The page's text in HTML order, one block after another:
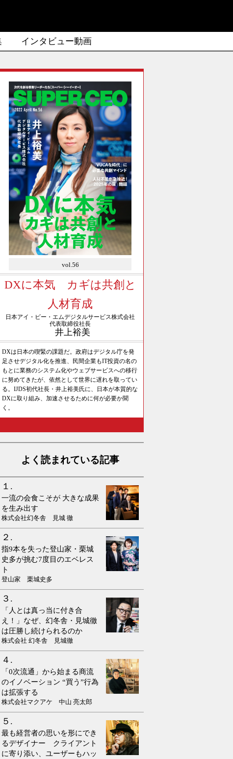
インタビュー動画
vol.56
DXに本気 カギは共創と
人材育成
日本アイ・ビー・エムデジタルサービス株式会社
代表取締役社長
井上裕美
DXは日本の喫緊の課題だ。政府はデジタル庁を発
足させデジタル化を推進、民間企業もIT投資の名の
もとに業務のシステム化やウェブサービスへの移行
に努めてきたが、依然として世界に遅れを取ってい
る。IJDS初代社長・井上裕美氏に、日本が本質的な
DXに取り組み、加速させるために何が必要か聞
く。
よく読まれている記事
一流の会食こそが 大きな成果
を生み出す
株式会社幻冬舎 見城 徹
指9本を失った登山家・栗城
史多が挑む7度目のエベレス
ト
登山家 栗城史多
「人とは真っ当に付き合
え！」なぜ、幻冬舎・見城徹
は圧勝し続けられるのか
株式会社 幻冬舎 見城徹
「0次流通」から始まる商流
のイノベーション “買う”行為
は拡張する
株式会社マクアケ 中山 亮太郎
最も経営者の思いを形にでき
るデザイナー クライアント
に寄り添い、ユーザーもハッ